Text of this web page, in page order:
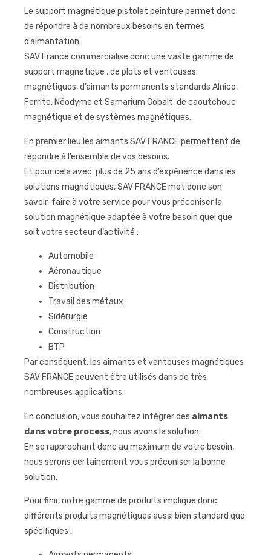
Le support magnétique pistolet peinture permet donc
de répondre à de nombreux besoins en termes
d’aimantation.
SAV France commercialise donc une vaste gamme de
support magnétique , de plots et ventouses
magnétiques, d’aimants permanents standards Alnico,
Ferrite, Néodyme et Samarium Cobalt, de caoutchouc
magnétique et de systèmes magnétiques.
En premier lieu les aimants SAV FRANCE permettent de
répondre à l’ensemble de vos besoins.
Et pour cela avec plus de 25 ans d’expérience dans les
solutions magnétiques, SAV FRANCE met donc son
savoir-faire à votre service pour vous préconiser la
solution magnétique adaptée à votre besoin quel que
soit votre secteur d’activité :
Automobile
Aéronautique
Distribution
Travail des métaux
Sidérurgie
Construction
BTP
Par conséquent, les aimants et ventouses magnétiques
SAV FRANCE peuvent être utilisés dans de très
nombreuses applications.
En conclusion, vous souhaitez intégrer des aimants
dans votre process, nous avons la solution.
En se rapprochant donc au maximum de votre besoin,
nous serons certainement vous préconiser la bonne
solution.
Pour finir, notre gamme de produits implique donc
différents produits magnétiques aussi bien standard que
spécifiques :